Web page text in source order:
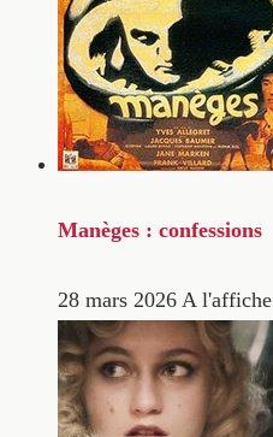
Manèges : confessions
28 mars 2026 A l'affiche